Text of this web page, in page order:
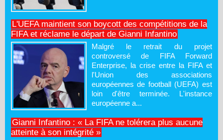
L'UEFA maintient son boycott des compétitions de la
FIFA et réclame le départ de Gianni Infantino
Malgré le retrait du projet
controversé de FIFA Forward
Enterprise, la crise entre la FIFA et
l'Union des associations
européennes de football (UEFA) est
loin d'être terminée. L'instance
européenne a...
Gianni Infantino : « La FIFA ne tolérera plus aucune
atteinte à son intégrité »